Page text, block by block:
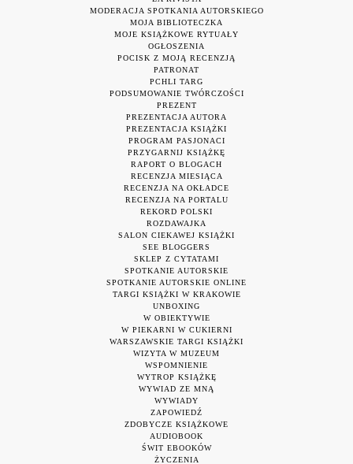
MODERACJA SPOTKANIA AUTORSKIEGO
MOJA BIBLIOTECZKA
MOJE KSIĄŻKOWE RYTUAŁY
OGŁOSZENIA
POCISK Z MOJĄ RECENZJĄ
PATRONAT
PCHLI TARG
PODSUMOWANIE TWÓRCZOŚCI
PREZENT
PREZENTACJA AUTORA
PREZENTACJA KSIĄŻKI
PROGRAM PASJONACI
PRZYGARNIJ KSIĄŻKĘ
RAPORT O BLOGACH
RECENZJA MIESIĄCA
RECENZJA NA OKŁADCE
RECENZJA NA PORTALU
REKORD POLSKI
ROZDAWAJKA
SALON CIEKAWEJ KSIĄŻKI
SEE BLOGGERS
SKLEP Z CYTATAMI
SPOTKANIE AUTORSKIE
SPOTKANIE AUTORSKIE ONLINE
TARGI KSIĄŻKI W KRAKOWIE
UNBOXING
W OBIEKTYWIE
W PIEKARNI W CUKIERNI
WARSZAWSKIE TARGI KSIĄŻKI
WIZYTA W MUZEUM
WSPOMNIENIE
WYTROP KSIĄŻKĘ
WYWIAD ZE MNĄ
WYWIADY
ZAPOWIEDŹ
ZDOBYCZE KSIĄŻKOWE
AUDIOBOOK
ŚWIT EBOOKÓW
ŻYCZENIA